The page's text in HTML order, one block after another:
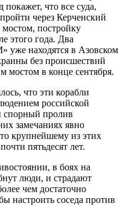
что все суда,
через Керченский
постройку
этого года. Два
уже находятся в Азовском
без происшествий
в конце сентября.
что эти корабли
российской
спорный пролив
замечаниях явно
крупнейшему из этих
пятьдесят лет.
в боях на
люди, и страдают
чем достаточно
настроить соседа против